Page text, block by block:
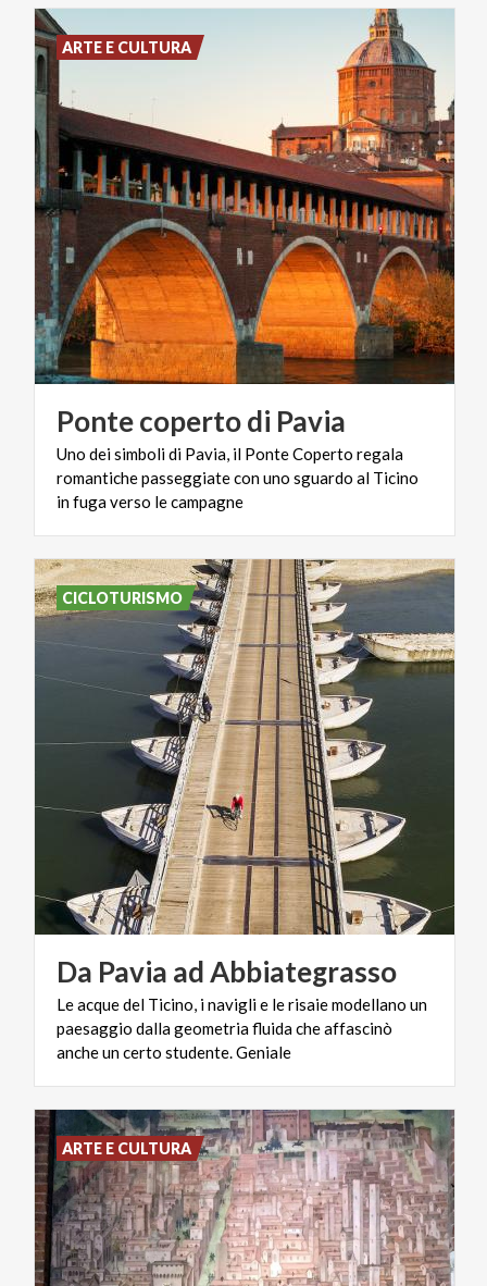
Pontecopertodi Pavia
Uno dei simboli di Pavia, il Ponte Coperto regala
romantiche passeggiate con uno sguardo al Ticino
in fuga verso le campagne
ARTE E CULTURA
Da Pavia adAbbiategrasso
Le acque del Ticino, i navigli e le risaie modellano un
paesaggio dalla geometria fluida che affascinò
anche un certo studente. Geniale
CICLOTURISMO
ARTE E CULTURA